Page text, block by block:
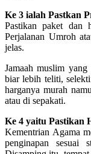
Ke 3 ialah Pastkan
Pastikan paket dan
Perjalanan Umroh
jelas.
Jamaah muslim
biar lebih teliti,
harganya murah
atau di sepakati.
Ke 4 yaitu Pastikan
Kementrian Agama
penginapan sesuai